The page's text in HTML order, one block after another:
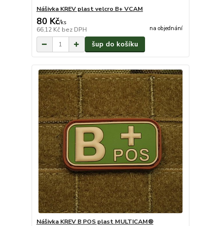
Nášivka KREV plast velcro B+ VCAM
80 Kč/ks
66,12 Kč bez DPH na objednání
šup do košíku
Nášivka KREV B POS plast MULTICAM®